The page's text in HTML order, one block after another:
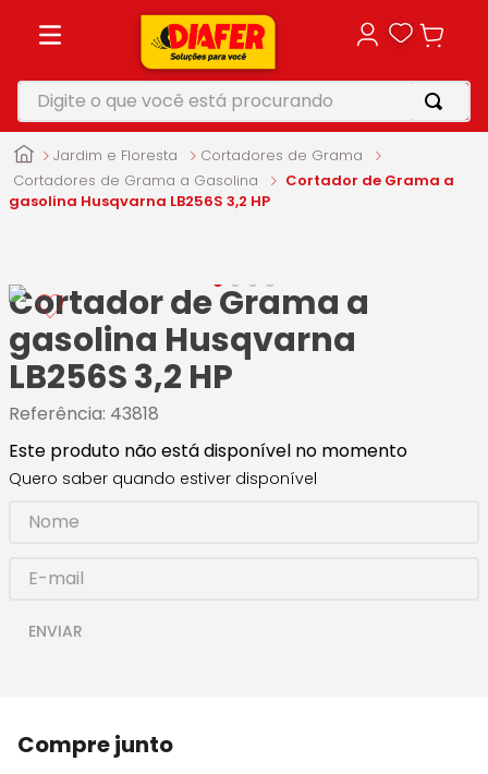
Digite o que você está procurando
Jardim e Floresta
Cortadores de Grama
Cortadores de Grama a Gasolina
Cortador de Grama a
gasolina Husqvarna LB256S 3,2 HP
Cortador de Grama a
gasolina Husqvarna
LB256S 3,2 HP
Referência: 43818
Este produto não está disponível no momento
Quero saber quando estiver disponível
ENVIAR
Compre junto
1º
motosserra
4º
makita
5º furadeira